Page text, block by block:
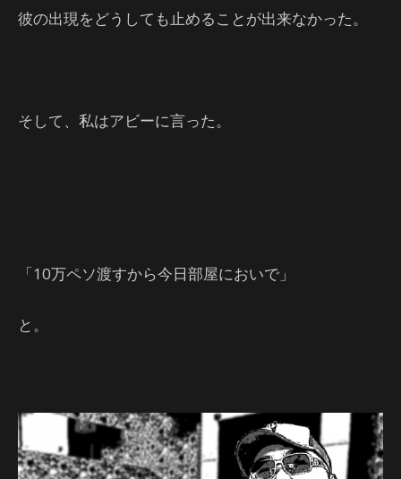
彼の出現をどうしても止めることが出来なかった。
そして、私はアビーに言った。
「10万ペソ渡すから今日部屋においで」
と。